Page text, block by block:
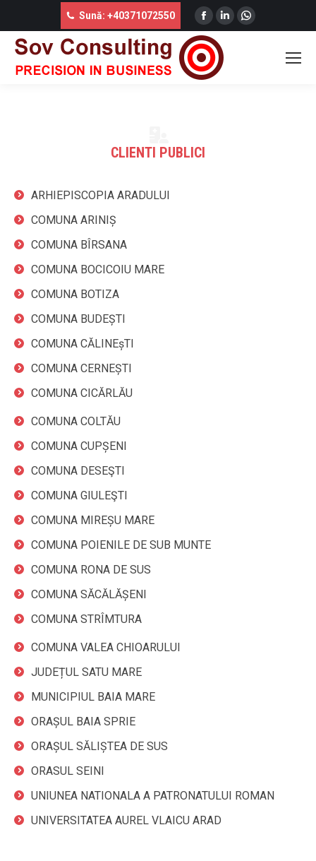
Sună: +40371072550
Facebook
page
opens
in
Linkedin
page
Whatsapp
page
Clienți publici
Portofoliu SOV Consulting
CLIENTI PUBLICI
ARHIEPISCOPIA ARADULUI
COMUNA ARINIȘ
COMUNA BÎRSANA
COMUNA BOCICOIU MARE
COMUNA BOTIZA
COMUNA BUDEȘTI
COMUNA CĂLINEșTI
COMUNA CERNEȘTI
COMUNA CICĂRLĂU
COMUNA COLTĂU
COMUNA CUPȘENI
COMUNA DESEŞTI
COMUNA GIULEŞTI
COMUNA MIREȘU MARE
COMUNA POIENILE DE SUB MUNTE
COMUNA RONA DE SUS
COMUNA SĂCĂLĂȘENI
COMUNA STRÎMTURA
COMUNA VALEA CHIOARULUI
JUDEȚUL SATU MARE
MUNICIPIUL BAIA MARE
ORAȘUL BAIA SPRIE
ORAȘUL SĂLIȘTEA DE SUS
ORASUL SEINI
UNIUNEA NATIONALA A PATRONATULUI ROMAN
UNIVERSITATEA AUREL VLAICU ARAD